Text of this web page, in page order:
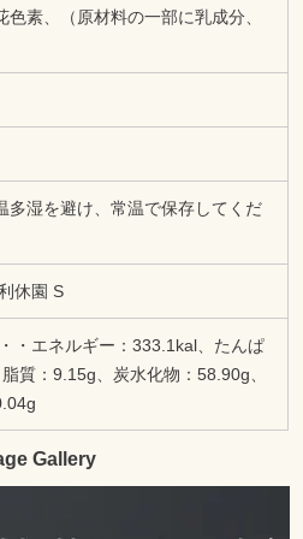
色素、（原材料の一部に乳成分、
多湿を避け、常温で保存してくだ
休園 S
・エネルギー：333.1kal、たんぱ
質：9.15g、炭水化物：58.90g、
Gallery